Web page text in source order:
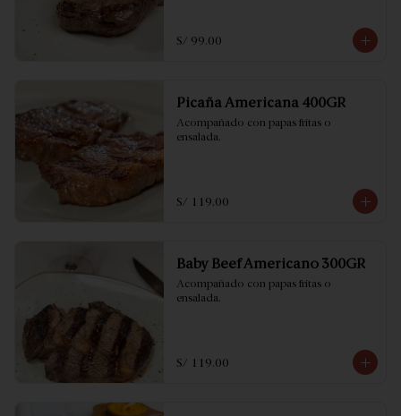
S/ 99.00
Picaña Americana 400GR
Acompañado con papas fritas o
ensalada.
S/ 119.00
Baby Beef Americano 300GR
Acompañado con papas fritas o
ensalada.
S/ 119.00